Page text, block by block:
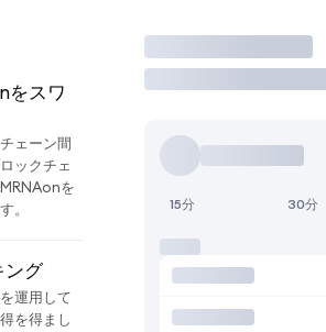
をスワ
ェーン間
ックチェ
を
。
ング
運用して
を得まし
取引
15分 30分